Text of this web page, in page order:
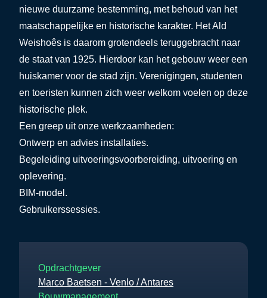
nieuwe duurzame bestemming, met behoud van het
maatschappelijke en historische karakter. Het Ald
Weishoês is daarom grotendeels teruggebracht naar
de staat van 1925. Hierdoor kan het gebouw weer een
huiskamer voor de stad zijn. Verenigingen, studenten
en toeristen kunnen zich weer welkom voelen op deze
historische plek.
Een greep uit onze werkzaamheden:
Ontwerp en advies installaties.
Begeleiding uitvoeringsvoorbereiding, uitvoering en
oplevering.
BIM-model.
Gebruikerssessies.
Opdrachtgever
Marco Baetsen - Venlo / Antares